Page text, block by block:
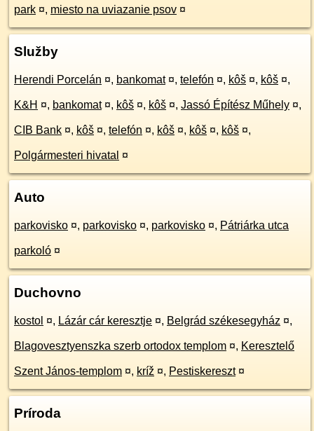
park ¤, miesto na uviazanie psov ¤
Služby
Herendi Porcelán ¤, bankomat ¤, telefón ¤, kôš ¤, kôš ¤,
K&H ¤, bankomat ¤, kôš ¤, kôš ¤, Jassó Építész Műhely ¤,
CIB Bank ¤, kôš ¤, telefón ¤, kôš ¤, kôš ¤, kôš ¤,
Polgármesteri hivatal ¤
Auto
parkovisko ¤, parkovisko ¤, parkovisko ¤, Pátriárka utca
parkoló ¤
Duchovno
kostol ¤, Lázár cár keresztje ¤, Belgrád székesegyház ¤,
Blagovesztyenszka szerb ortodox templom ¤, Keresztelő
Szent János-templom ¤, kríž ¤, Pestiskereszt ¤
Príroda